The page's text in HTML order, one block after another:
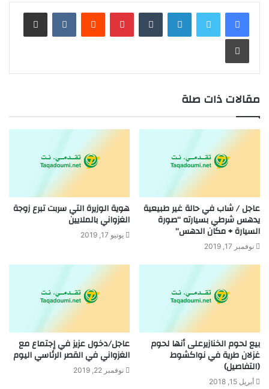
لينكدإن بينتيريست مشاركة عبر البريد
طباعة
مقالات ذات صلة
عاجل / شاب في حالة غير طبيعية
يدهس شرطي بسيارته “صورة
السيارة + مكان الدهس”
نوفمبر 17, 2019
هوية الوزيرة التي سربت تبرع زوجة
الغزواني بالملايين
يونيو 17, 2019
بيع لحوم الخنازيرعلى أنها لحوم
غزلان طرية في نواكشوط
(التفاصيل)
أبريل 15, 2018
عاجل/دخول عزيز في إجتماع مع
الغزواني في القصر الرئاسي اليوم
نوفمبر 22, 2019